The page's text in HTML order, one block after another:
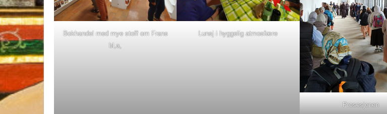
Bokhandel med mye stoff om Frans
bl,a,
Lunsj i hyggelig atmosfære
Prosesjonen